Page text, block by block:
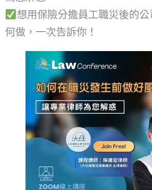
想用保險分擔員工職災後的
何做，一次告訴你！